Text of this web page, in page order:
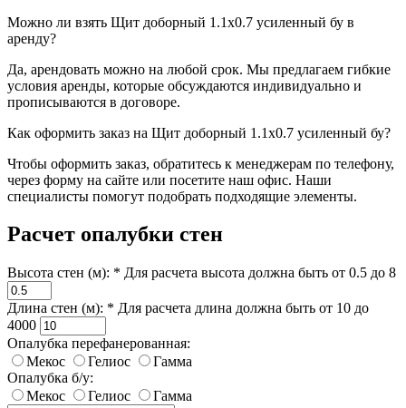
Можно ли взять Щит доборный 1.1х0.7 усиленный бу в
аренду?
Да, арендовать можно на любой срок. Мы предлагаем гибкие
условия аренды, которые обсуждаются индивидуально и
прописываются в договоре.
Как оформить заказ на Щит доборный 1.1х0.7 усиленный бу?
Чтобы оформить заказ, обратитесь к менеджерам по телефону,
через форму на сайте или посетите наш офис. Наши
специалисты помогут подобрать подходящие элементы.
Расчет опалубки стен
Высота стен (м): * Для расчета высота должна быть от 0.5 до 8
Длина стен (м): * Для расчета длина должна быть от 10 до
4000
Опалубка перефанерованная:
Мекос
Гелиос
Гамма
Опалубка б/у:
Мекос
Гелиос Гамма